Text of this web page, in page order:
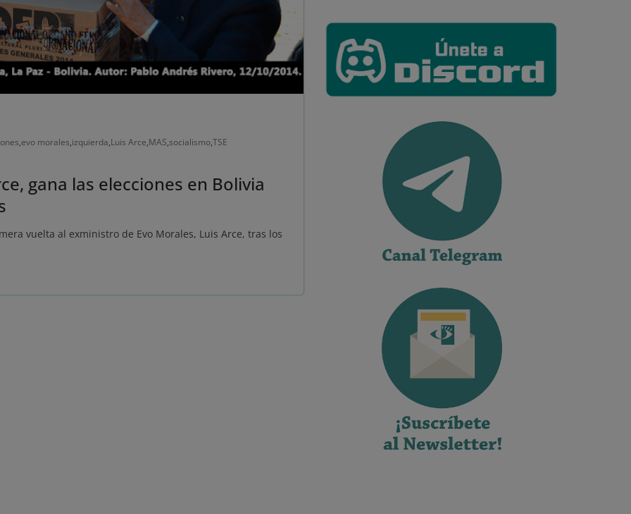
,evo morales,izquierda,Luis Arce,MAS,socialismo,TSE
gana las elecciones en Bolivia
vuelta al exministro de Evo Morales, Luis Arce, tras los